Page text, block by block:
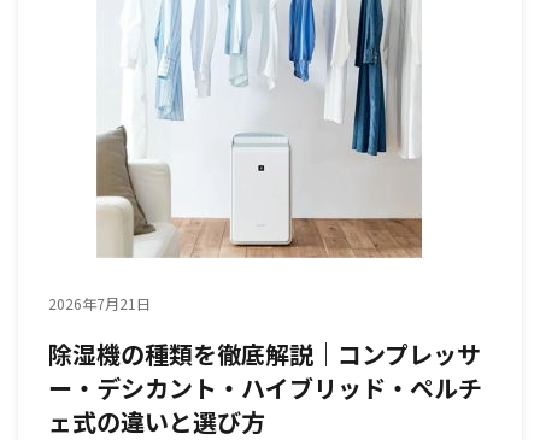
2026年7月21日
除湿機の種類を徹底解説｜コンプレッサ
ー・デシカント・ハイブリッド・ペルチ
ェ式の違いと選び方